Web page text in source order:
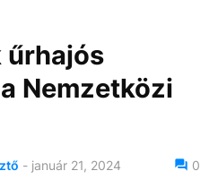
űrhajós
Nemzetközi
- január 21, 2024 0